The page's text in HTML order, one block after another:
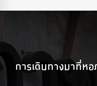
การเดินทางมาที่ห